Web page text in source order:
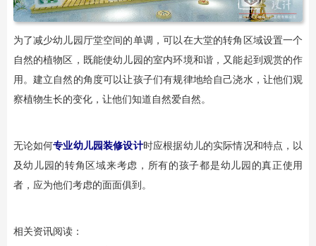
为了减少幼儿园厅堂空间的单调，可以在大堂的转角区域设置一个
自然的植物区，既能使幼儿园的室内环境和谐，又能起到观赏的作
用。建立自然的角度可以让孩子们有规律地给自己浇水，让他们观
察植物生长的变化，让他们知道自然爱自然。
无论如何专业幼儿园装修设计时应根据幼儿的实际情况和特点，以
及幼儿园的转角区域来考虑，所有的孩子都是幼儿园的真正使用
者，应为他们考虑的面面俱到。
相关资讯阅读：